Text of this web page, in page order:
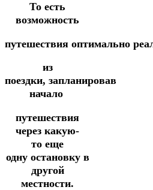
То есть
возможность
путешествия оптимально
из
поездки, запланировав
начало
путешествия
через какую-
то еще
одну остановку в
другой
местности.